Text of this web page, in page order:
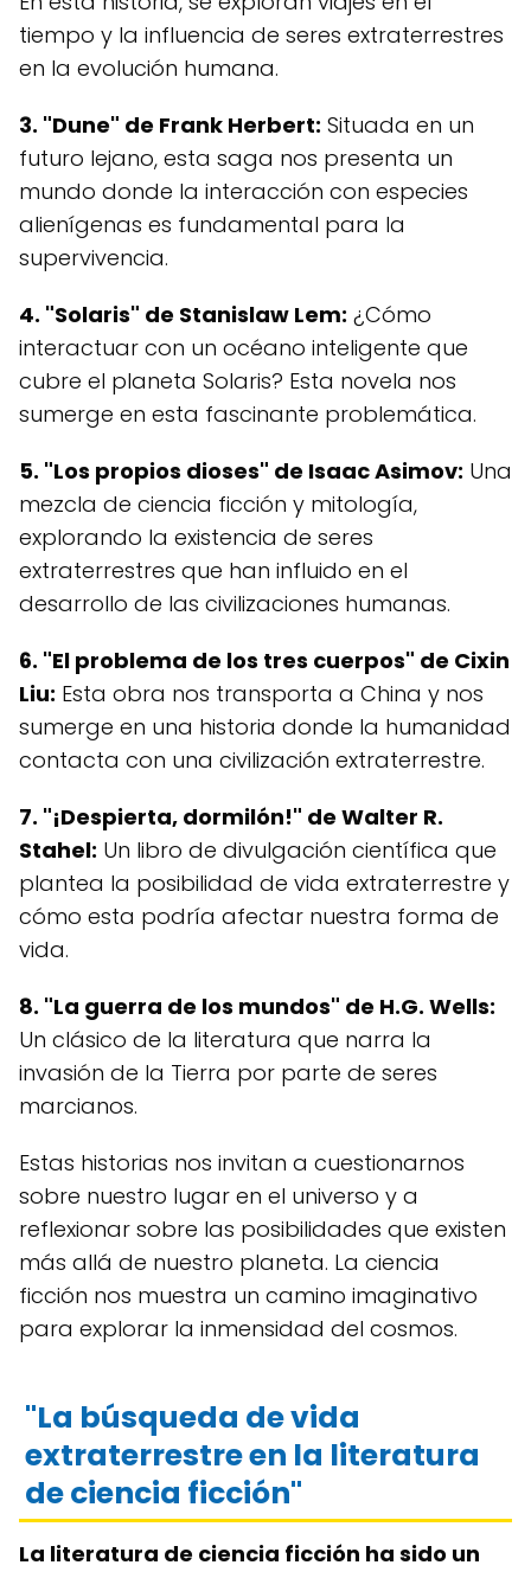
tiempo y la influencia de seres extraterrestres
en la evolución humana.
3. "Dune" de Frank Herbert: Situada en un
futuro lejano, esta saga nos presenta un
mundo donde la interacción con especies
alienígenas es fundamental para la
supervivencia.
4. "Solaris" de Stanislaw Lem: ¿Cómo
interactuar con un océano inteligente que
cubre el planeta Solaris? Esta novela nos
sumerge en esta fascinante problemática.
5. "Los propios dioses" de Isaac Asimov: Una
mezcla de ciencia ficción y mitología,
explorando la existencia de seres
extraterrestres que han influido en el
desarrollo de las civilizaciones humanas.
6. "El problema de los tres cuerpos" de Cixin
Liu: Esta obra nos transporta a China y nos
sumerge en una historia donde la humanidad
contacta con una civilización extraterrestre.
7. "¡Despierta, dormilón!" de Walter R.
Stahel: Un libro de divulgación científica que
plantea la posibilidad de vida extraterrestre y
cómo esta podría afectar nuestra forma de
vida.
8. "La guerra de los mundos" de H.G. Wells:
Un clásico de la literatura que narra la
invasión de la Tierra por parte de seres
marcianos.
Estas historias nos invitan a cuestionarnos
sobre nuestro lugar en el universo y a
reflexionar sobre las posibilidades que existen
más allá de nuestro planeta. La ciencia
ficción nos muestra un camino imaginativo
para explorar la inmensidad del cosmos.
"La búsqueda de vida
extraterrestre en la literatura
de ciencia ficción"
La literatura de ciencia ficción ha sido un